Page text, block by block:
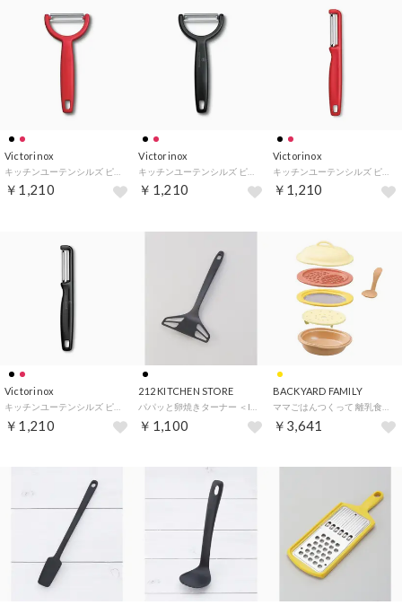
Victorinox
￥1,210
Victorinox
￥1,210
Victorinox
キッチンユーテンシルズ ピーラー ポテトピーラー 縦 皮むき器 食洗機対応 VICTORINOX iota-peeler 【返品不可商品】 （レッド）
￥1,210
Victorinox
キッチンユーテンシルズ ピーラー ポテトピーラー 縦 皮むき器 食洗機対応 VICTORINOX iota-peeler 【返品不可商品】 （ブラック）
￥1,210
212 KITCHEN STORE
パパッと卵焼きターナー ＜leye レイエ＞【返品不可商品】 （その他）
￥1,100
BACKYARD FAMILY
ママごはんつくって 離乳食作りから長く使える調理セット 【返品不可商品】 （コンパクトタイプ）
￥3,641